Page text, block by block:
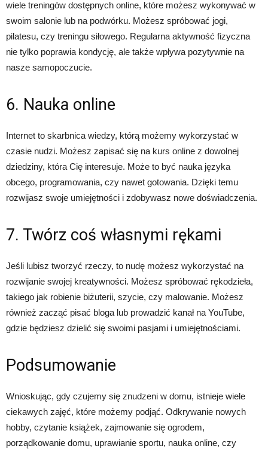
wiele treningów dostępnych online, które możesz wykonywać w
swoim salonie lub na podwórku. Możesz spróbować jogi,
pilatesu, czy treningu siłowego. Regularna aktywność fizyczna
nie tylko poprawia kondycję, ale także wpływa pozytywnie na
nasze samopoczucie.
6. Nauka online
Internet to skarbnica wiedzy, którą możemy wykorzystać w
czasie nudzi. Możesz zapisać się na kurs online z dowolnej
dziedziny, która Cię interesuje. Może to być nauka języka
obcego, programowania, czy nawet gotowania. Dzięki temu
rozwijasz swoje umiejętności i zdobywasz nowe doświadczenia.
7. Twórz coś własnymi rękami
Jeśli lubisz tworzyć rzeczy, to nudę możesz wykorzystać na
rozwijanie swojej kreatywności. Możesz spróbować rękodzieła,
takiego jak robienie biżuterii, szycie, czy malowanie. Możesz
również zacząć pisać bloga lub prowadzić kanał na YouTube,
gdzie będziesz dzielić się swoimi pasjami i umiejętnościami.
Podsumowanie
Wnioskując, gdy czujemy się znudzeni w domu, istnieje wiele
ciekawych zajęć, które możemy podjąć. Odkrywanie nowych
hobby, czytanie książek, zajmowanie się ogrodem,
porządkowanie domu, uprawianie sportu, nauka online, czy